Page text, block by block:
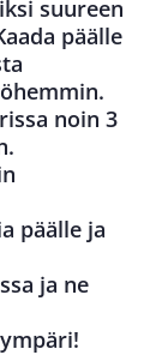
suureen
päälle
noin 3
päälle ja
ja ne